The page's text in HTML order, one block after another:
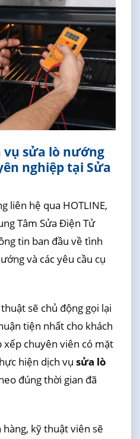
sửa lò nướng
nghiệp tại Sửa
liên hệ qua HOTLINE,
Tâm Sửa Điện Tử
tin ban đầu về tình
và các yêu cầu cụ
sẽ chủ động gọi lại
tiện nhất cho khách
xếp chuyên viên có mặt
hiện dịch vụ sửa lò
đúng thời gian đã
hàng, kỹ thuật viên sẽ